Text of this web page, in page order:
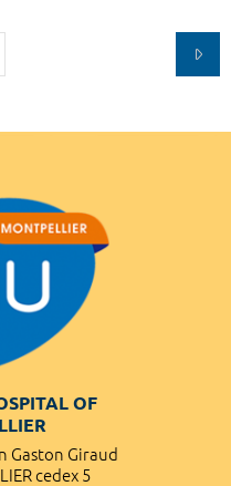
OF
Gaston Giraud
cedex 5